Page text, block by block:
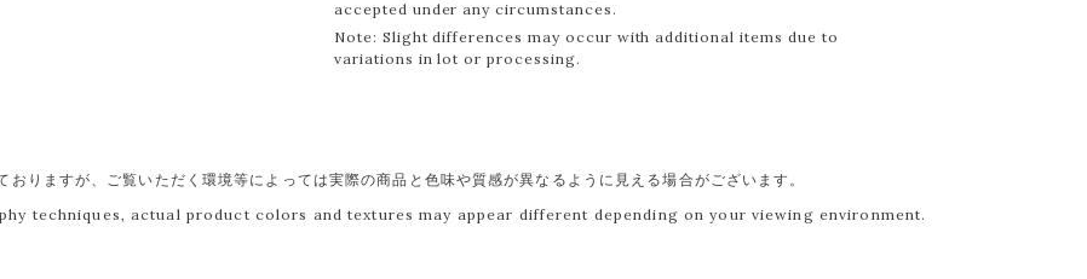
accepted under any circumstances.
Note: Slight differences may occur with additional items due to
variations in lot or processing.
おりますが、ご覧いただく環境等によっては実際の商品と色味や質感が異なるように見える場合がございます。
techniques, actual product colors and textures may appear different depending on your viewing environment.